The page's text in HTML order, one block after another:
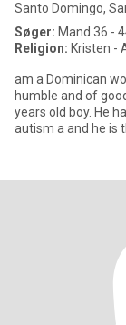
Santo Domingo,
Søger: Mand 36 -
Religion: Kristen -
am a Dominican
humble and of good values. I divorced in
years old boy. He